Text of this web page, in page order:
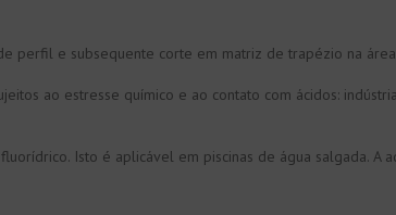
perfil e subsequente corte em matriz de trapézio na
ao estresse químico e ao contato com ácidos:
Isto é aplicável em piscinas de água salgada. A